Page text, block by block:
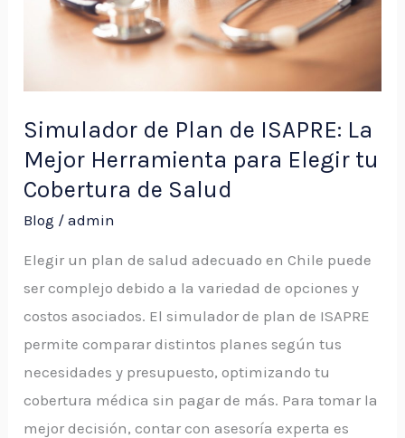
Simulador de Plan de ISAPRE: La
Mejor Herramienta para Elegir tu
Cobertura de Salud
Blog /admin
Elegir un plan de salud adecuado en Chile puede
ser complejo debido a la variedad de opciones y
costos asociados. El simulador de plan de ISAPRE
permite comparar distintos planes según tus
necesidades y presupuesto, optimizando tu
cobertura médica sin pagar de más. Para tomar la
mejor decisión, contar con asesoría experta es
Herramienta
para
Elegir
Cobertura
de
Salud